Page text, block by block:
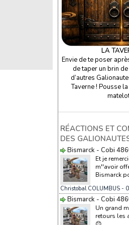
LA
Envie de te poser
de taper un brin
d’autres
Taverne ! Pousse
RÉACTIONS ET
DES
Bismarck - Cobi
Et je
m''avoir
Bismarck
Christobal COLUMBUS-
Bismarck - Cobi
Un grand
retours les